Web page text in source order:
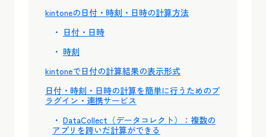
kintoneの日付・時刻・日時の計算方法
日付・日時
時刻
kintoneで日付の計算結果の表示形式
日付・時刻・日時の計算を簡単に行うためのプ
ラグイン・連携サービス
DataCollect（データコレクト）：複数の
アプリを跨いだ計算ができる